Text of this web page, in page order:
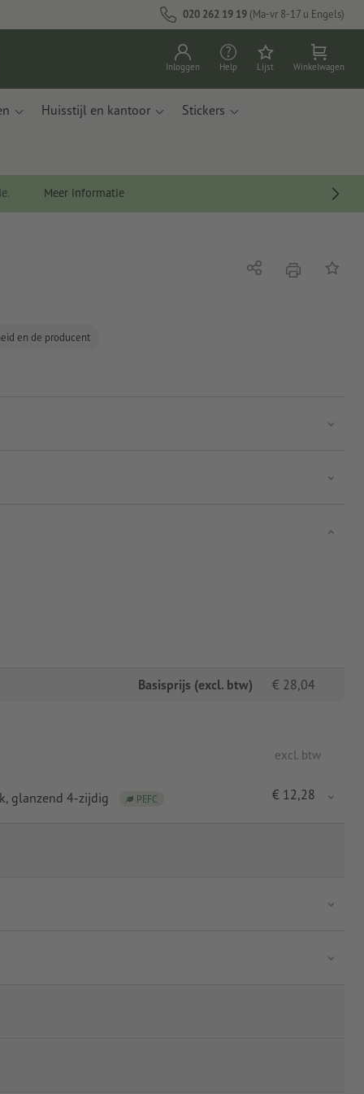
020 262 19 19 (Ma-vr 8-17 u Engels)
Inloggen Help Lijst Winkelwagen
Huisstijl en kantoor Stickers
Meer informatie
en de producent
Delen afdrukkenOp de
Basisprijs (excl. btw) € 28,04
excl. btw
, glanzend 4-zijdig PEFC € 12,28